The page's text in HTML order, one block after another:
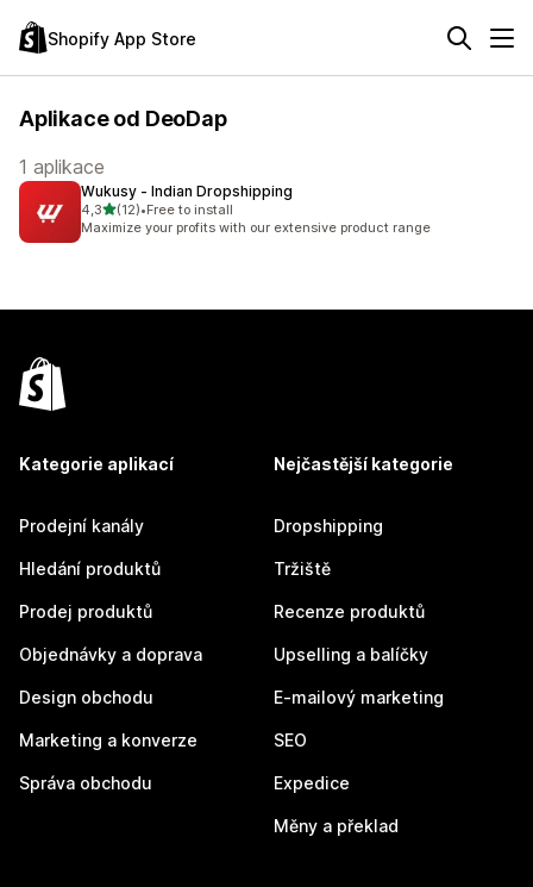
Shopify App Store
Aplikace od DeoDap
1 aplikace
Wukusy ‑ Indian Dropshipping
4,3z 5 hvězd
(12)
Celkový počet recenzí: 12
•Free to install
Maximize your profits with our extensive product range
Kategorie aplikací
Prodejní kanály
Hledání produktů
Prodej produktů
Objednávky a doprava
Design obchodu
Marketing a konverze
Správa obchodu
Nejčastější kategorie
Dropshipping
Tržiště
Recenze produktů
Upselling a balíčky
E-mailový marketing
SEO
Expedice
Měny a překlad